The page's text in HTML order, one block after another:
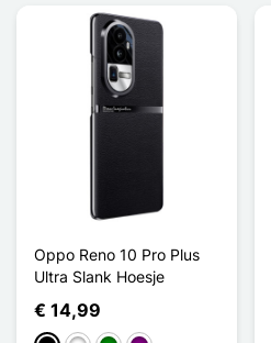
Oppo Reno 10 Pro Plus
Ultra Slank Hoesje
€ 14,99